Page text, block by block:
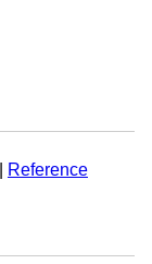
|Reference